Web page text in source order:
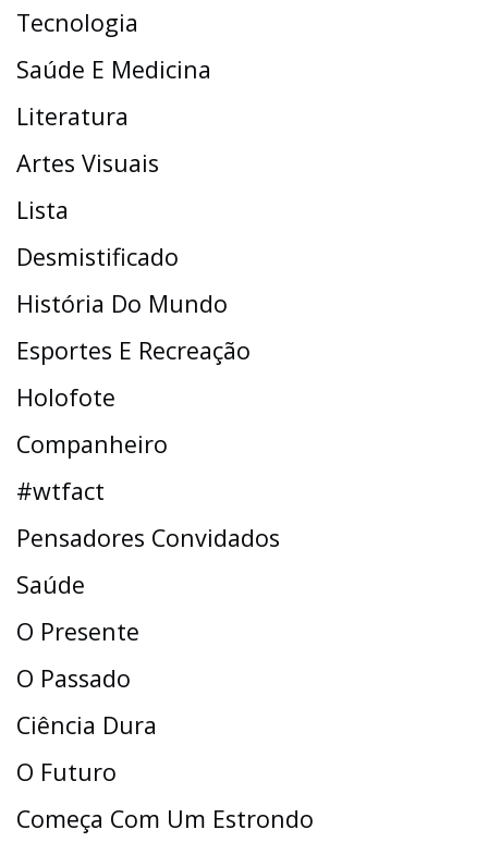
Tecnologia
Saúde E Medicina
Literatura
Artes Visuais
Lista
Desmistificado
História Do Mundo
Esportes E Recreação
Holofote
Companheiro
#wtfact
Pensadores Convidados
Saúde
O Presente
O Passado
Ciência Dura
O Futuro
Começa Com Um Estrondo